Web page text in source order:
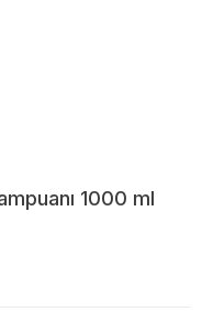
1000 ml